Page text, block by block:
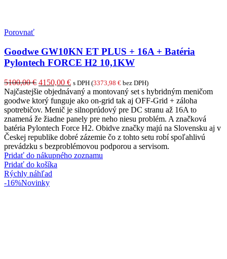
Porovnať
Goodwe GW10KN ET PLUS + 16A + Batéria
Pylontech FORCE H2 10,1KW
5100,00€ Pôvodná
cena
bola:
5100,00 €.
4150,00 €Aktuálna
cena
je:
4150,00 €.
s DPH (3373,98 € bez DPH)
Najčastejšie objednávaný a montovaný set s hybridným meničom
goodwe ktorý funguje ako on-grid tak aj OFF-Grid + záloha
spotrebičov. Menič je silnoprúdový pre DC stranu až 16A to
znamená že žiadne panely pre neho niesu problém. A značková
batéria Pylontech Force H2. Obidve značky majú na Slovensku aj v
Českej republike dobré zázemie čo z tohto setu robí spoľahlivú
prevádzku s bezproblémovou podporou a servisom.
Pridať do nákupného zoznamu
Pridať do košíka
Rýchly náhľad
-16%Novinky